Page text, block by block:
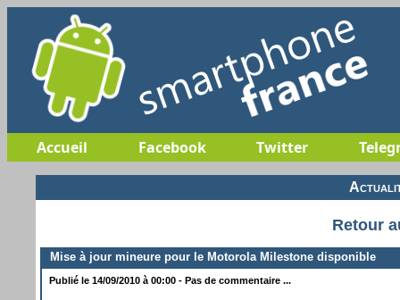
Accueil Facebook Twitter
Retour
Mise à jour mineure pour le Motorola Milestone disponible
Publié le 14/09/2010 à 00:00 - Pas de commentaire ...